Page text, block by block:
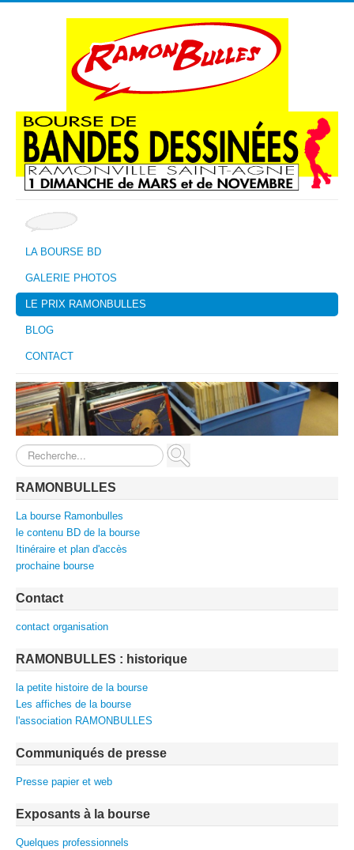
LA BOURSE BD
GALERIE PHOTOS
LE PRIX RAMONBULLES
BLOG
CONTACT
Rechercher
RAMONBULLES
La bourse Ramonbulles
le contenu BD de la bourse
Itinéraire et plan d'accès
prochaine bourse
Contact
contact organisation
RAMONBULLES : historique
la petite histoire de la bourse
Les affiches de la bourse
l'association RAMONBULLES
Communiqués de presse
Presse papier et web
Exposants à la bourse
Quelques professionnels